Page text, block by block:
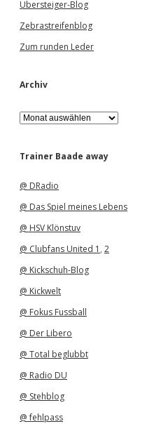
Übersteiger-Blog
Zebrastreifenblog
Zum runden Leder
Archiv
A
r
h
Trainer Baade away
@ DRadio
@ Das Spiel meines Lebens
@ HSV Klönstuv
@ Clubfans United 1 , 2
@ Kickschuh-Blog
@ Kickwelt
@ Fokus Fussball
@ Der Libero
@ Total beglubbt
@ Radio DU
@ Stehblog
@ fehlpass